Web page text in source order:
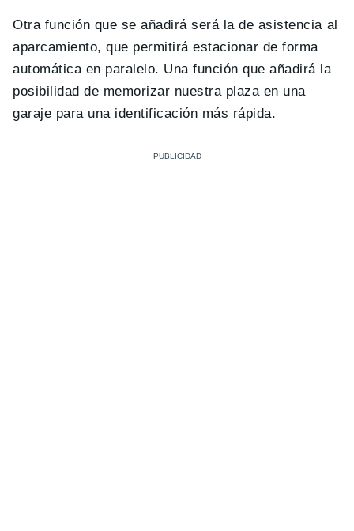
Otra función que se añadirá será la de asistencia al
aparcamiento, que permitirá estacionar de forma
automática en paralelo. Una función que añadirá la
posibilidad de memorizar nuestra plaza en una
garaje para una identificación más rápida.